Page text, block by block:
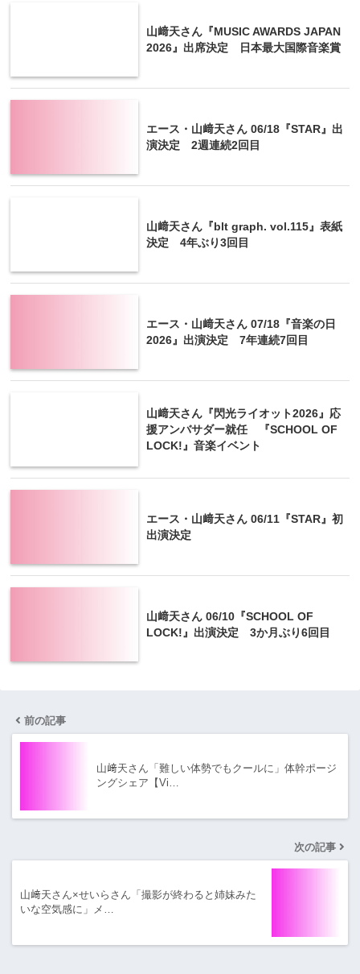
山﨑天さん『MUSIC AWARDS JAPAN
2026』出席決定 日本最大国際音楽賞
エース・山﨑天さん 06/18『STAR』出
演決定 2週連続2回目
山﨑天さん『blt graph. vol.115』表紙
決定 4年ぶり3回目
エース・山﨑天さん 07/18『音楽の日
2026』出演決定 7年連続7回目
山﨑天さん『閃光ライオット2026』応
援アンバサダー就任 『SCHOOL OF
LOCK!』音楽イベント
エース・山﨑天さん 06/11『STAR』初
出演決定
山﨑天さん 06/10『SCHOOL OF
LOCK!』出演決定 3か月ぶり6回目
前の記事
山﨑天さん「難しい体勢でもクールに」体幹ポージ
ングシェア【Vi…
次の記事
山﨑天さん×せいらさん「撮影が終わると姉妹みた
いな空気感に」メ…